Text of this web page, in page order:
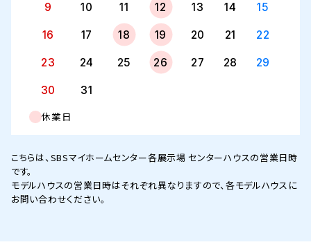
9 10 11 12 13 14 15
16 17 18 19 20 21 22
23 24 25 26 27 28 29
30 31
休業日
こちらは、SBSマイホームセンター各展示場 センターハウスの営業日時
です。
モデルハウスの営業日時はそれぞれ異なりますので、各モデルハウスに
お問い合わせください。